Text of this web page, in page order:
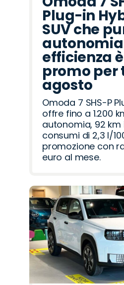
Plug-in
SUV che
efficienza
promo per
agosto
Omoda 7 SHS-P
offre fino a 1.200
autonomia, 92 km
consumi di 2,3 l/
promozione con
euro al mese.